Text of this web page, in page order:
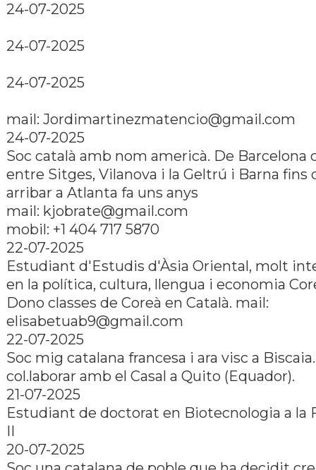
24-07-2025
24-07-2025
24-07-2025
mail: Jordimartinezmatencio@gmail.com
24-07-2025
Soc català amb nom americà. De Barcelona
entre Sitges, Vilanova i la Geltrú i Barna fins
arribar a Atlanta fa uns anys
mail: kjobrate@gmail.com
mobil: +1 404 717 5870
22-07-2025
Estudiant d'Estudis d'Àsia Oriental, molt
en la política, cultura, llengua i economia
Dono classes de Coreà en Català. mail:
elisabetuab9@gmail.com
22-07-2025
Soc mig catalana francesa i ara visc a
col.laborar amb el Casal a Quito (Equador).
21-07-2025
Estudiant de doctorat en Biotecnologia a la
II
20-07-2025